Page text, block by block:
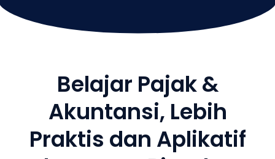
Belajar Pajak &
Akuntansi, Lebih
Praktis dan Aplikatif